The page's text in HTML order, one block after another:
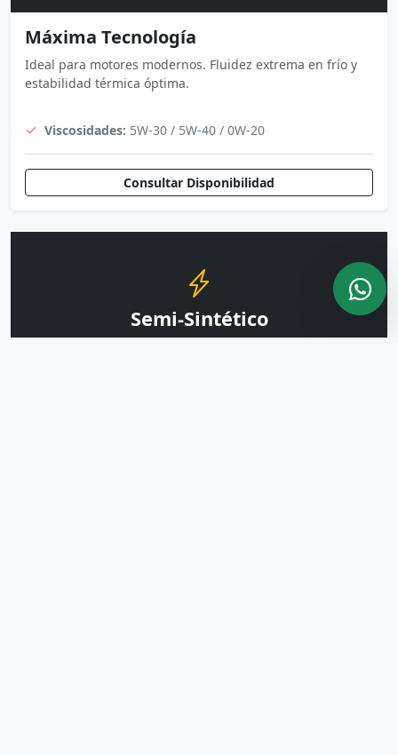
Máxima Tecnología
Ideal para motores modernos. Fluidez extrema en frío y
estabilidad térmica óptima.
Viscosidades: 5W-30 / 5W-40 / 0W-20
Consultar Disponibilidad
Semi-Sintético